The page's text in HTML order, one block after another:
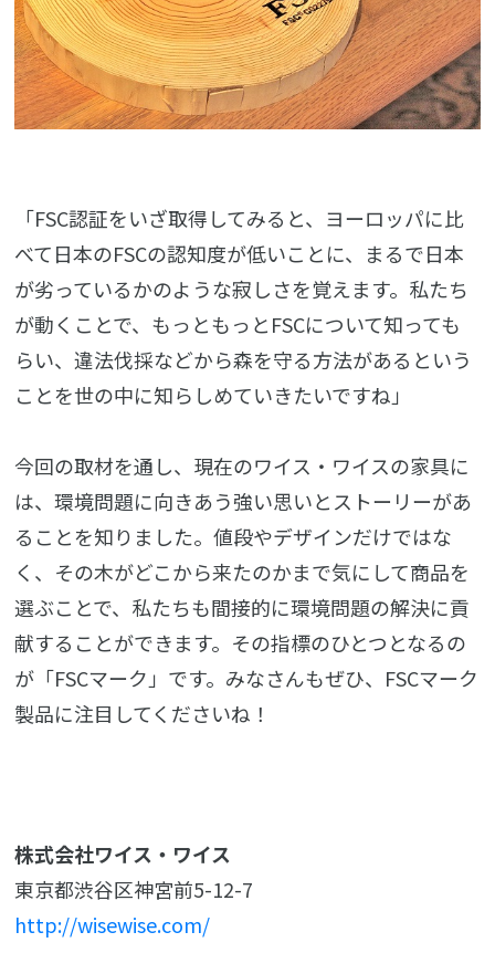
「FSC認証をいざ取得してみると、ヨーロッパに比
べて日本のFSCの認知度が低いことに、まるで日本
が劣っているかのような寂しさを覚えます。私たち
が動くことで、もっともっとFSCについて知っても
らい、違法伐採などから森を守る方法があるという
ことを世の中に知らしめていきたいですね」
今回の取材を通し、現在のワイス・ワイスの家具に
は、環境問題に向きあう強い思いとストーリーがあ
ることを知りました。値段やデザインだけではな
く、その木がどこから来たのかまで気にして商品を
選ぶことで、私たちも間接的に環境問題の解決に貢
献することができます。その指標のひとつとなるの
が「FSCマーク」です。みなさんもぜひ、FSCマーク
製品に注目してくださいね！
株式会社ワイス・ワイス
東京都渋谷区神宮前5-12-7
http://wisewise.com/